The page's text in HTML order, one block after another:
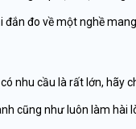
đắn đo về một nghề
nhu cầu là rất lớn, hãy
cũng như luôn làm hài